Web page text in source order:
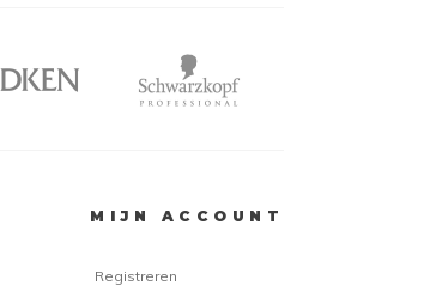
MIJN ACCOUNT
Registreren